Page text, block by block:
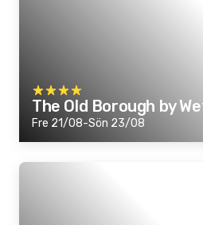
The Old Borough by
Fre 21/08-Sön 23/08